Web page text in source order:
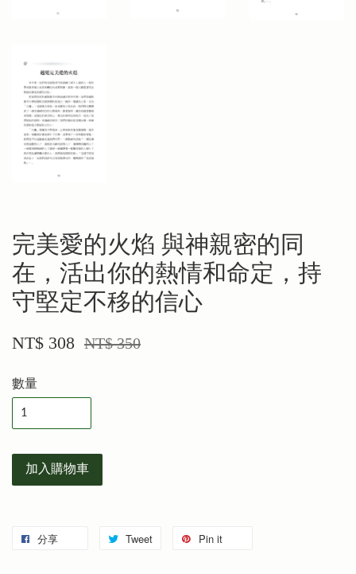
完美愛的火焰 與神親密的同
在，活出你的熱情和命定，持
守堅定不移的信心
NT$ 308 NT$ 350
數量
加入購物車
分享 Tweet Pin it